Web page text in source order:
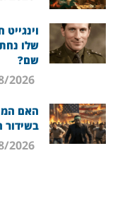
שלו
שם?
האם
בשידור